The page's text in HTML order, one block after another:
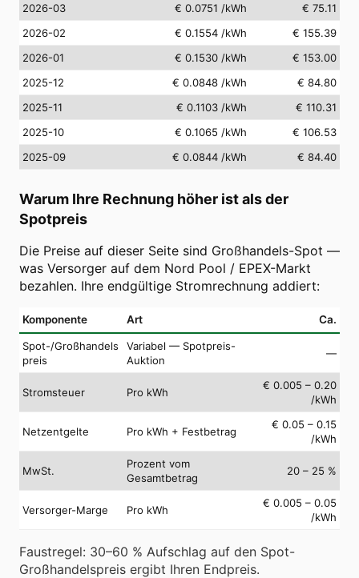
2026-03
€ 0.0751 /kWh
€ 75.11
2026-02
€ 0.1554 /kWh
€ 155.39
2026-01
€ 0.1530 /kWh
€ 153.00
2025-12
€ 0.0848 /kWh
€ 84.80
2025-11
€ 0.1103 /kWh
€ 110.31
2025-10
€ 0.1065 /kWh
€ 106.53
2025-09
€ 0.0844 /kWh € 84.40
Warum Ihre Rechnung höher ist als der
Spotpreis
Die Preise auf dieser Seite sind Großhandels-Spot —
was Versorger auf dem Nord Pool / EPEX-Markt
bezahlen. Ihre endgültige Stromrechnung addiert:
Komponente Art Ca.
Spot-/Großhandels
preis
Variabel — Spotpreis-
Auktion
—
Stromsteuer Pro kWh
€ 0.005 – 0.20
/kWh
Netzentgelte Pro kWh + Festbetrag
€ 0.05 – 0.15
/kWh
MwSt.
Prozent vom
Gesamtbetrag
20 – 25 %
Versorger-Marge Pro kWh
€ 0.005 – 0.05
/kWh
Faustregel: 30–60 % Aufschlag auf den Spot-
Großhandelspreis ergibt Ihren Endpreis.